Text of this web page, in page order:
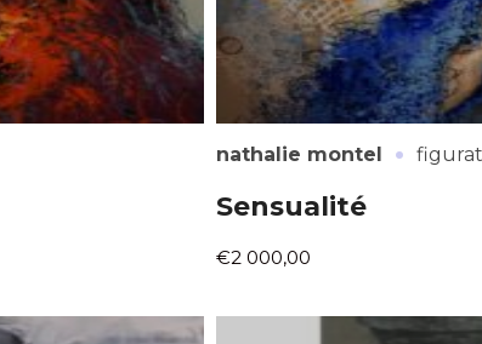
nathalie montel ·
Sensualité
€2 000,00